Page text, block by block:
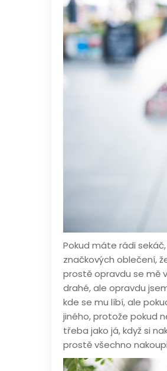
Pokud máte rádi
značkových oblečení,
prostě opravdu se mě
drahé, ale opravdu
kde se mu líbí, ale
jiného, protože pokud
třeba jako já, když si
prostě všechno